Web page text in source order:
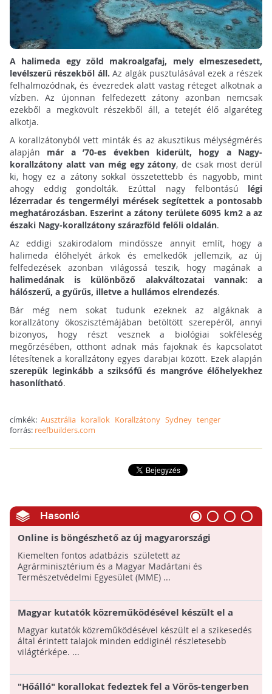
A halimeda egy zöld makroalgafaj, mely elmeszesedett,
levélszerű részekből áll. Az algák pusztulásával ezek a részek
felhalmozódnak, és évezredek alatt vastag réteget alkotnak a
vízben. Az újonnan felfedezett zátony azonban nemcsak
ezekből a megkövült részekből áll, a tetejét élő algaréteg
alkotja.
A korallzátonyból vett minták és az akusztikus mélységmérés
alapján már a ’70-es években kiderült, hogy a Nagy-
korallzátony alatt van még egy zátony, de csak most derül
ki, hogy ez a zátony sokkal összetettebb és nagyobb, mint
ahogy eddig gondolták. Ezúttal nagy felbontású légi
lézerradar és tengermélyi mérések segítettek a pontosabb
meghatározásban. Eszerint a zátony területe 6095 km2 a az
északi Nagy-korallzátony szárazföld felőli oldalán.
Az eddigi szakirodalom mindössze annyit említ, hogy a
halimeda élőhelyét árkok és emelkedők jellemzik, az új
felfedezések azonban világossá teszik, hogy magának a
halimedának is különböző alakváltozatai vannak: a
hálószerű, a gyűrűs, illetve a hullámos elrendezés.
Bár még nem sokat tudunk ezeknek az algáknak a
korallzátony ökoszisztémájában betöltött szerepéről, annyi
bizonyos, hogy részt vesznek a biológiai sokféleség
megőrzésében, otthont adnak más fajoknak és kapcsolatot
létesítenek a korallzátony egyes darabjai között. Ezek alapján
szerepük leginkább a sziksófű és mangróve élőhelyekhez
hasonlítható.
címkék: Ausztrália korallok Korallzátony Sydney tenger
forrás: reefbuilders.com
Hasonló
Online is böngészhető az új magyarországi
madáratlasz!
Kiemelten fontos adatbázis született az
Agrárminisztérium és a Magyar Madártani és
Természetvédelmi Egyesület (MME) ...
Magyar kutatók közreműködésével készült el a
szikes talajok világtérképe!
Magyar kutatók közreműködésével készült el a szikesedés
által érintett talajok minden eddiginél részletesebb
világtérképe. ...
"Hőálló" korallokat fedeztek fel a Vörös-tengerben